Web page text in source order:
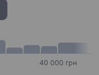
40 000 грн